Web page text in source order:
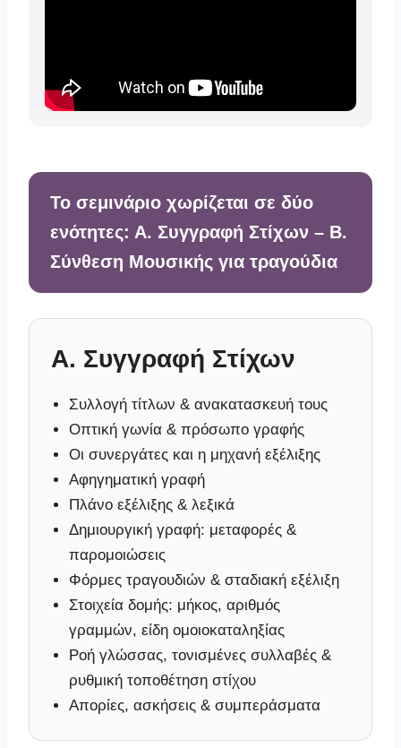
Το σεμινάριο χωρίζεται σε δύο
ενότητες: Α. Συγγραφή Στίχων – Β.
Σύνθεση Μουσικής για τραγούδια
A. Συγγραφή Στίχων
Συλλογή τίτλων & ανακατασκευή τους
Οπτική γωνία & πρόσωπο γραφής
Οι συνεργάτες και η μηχανή εξέλιξης
Αφηγηματική γραφή
Πλάνο εξέλιξης & λεξικά
Δημιουργική γραφή: μεταφορές &
παρομοιώσεις
Φόρμες τραγουδιών & σταδιακή εξέλιξη
Στοιχεία δομής: μήκος, αριθμός
γραμμών, είδη ομοιοκαταληξίας
Ροή γλώσσας, τονισμένες συλλαβές &
ρυθμική τοποθέτηση στίχου
Απορίες, ασκήσεις & συμπεράσματα